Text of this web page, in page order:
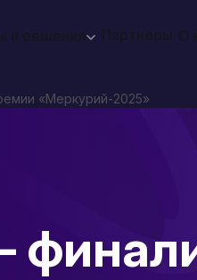
и решения Партнеры О
«Меркурий‑2025»